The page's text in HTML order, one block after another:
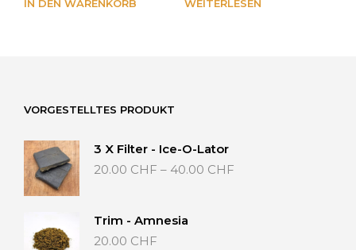
IN DEN WARENKORB
WEITERLESEN
VORGESTELLTES PRODUKT
3 X Filter - Ice-O-Lator
20.00 CHF – 40.00 CHF
Trim - Amnesia
20.00 CHF